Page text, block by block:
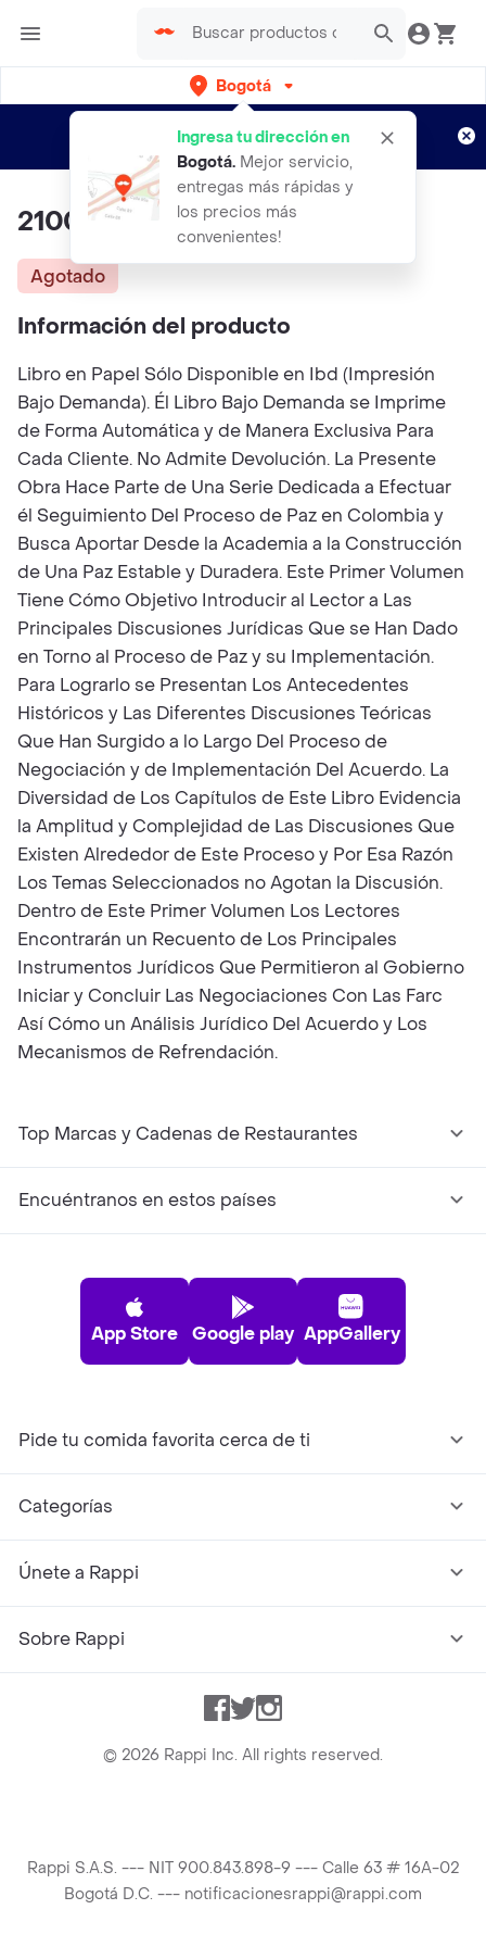
Bogotá
Ingresa tu dirección en
Bogotá. Mejor servicio,
entregas más rápidas y
los precios más
convenientes!
envíos gratis por semanas
Aplican TyC
2100 Una Historia Del Futuro
Agotado
Información del producto
Libro en Papel Sólo Disponible en Ibd (Impresión
Bajo Demanda). Él Libro Bajo Demanda se Imprime
de Forma Automática y de Manera Exclusiva Para
Cada Cliente. No Admite Devolución. La Presente
Obra Hace Parte de Una Serie Dedicada a Efectuar
él Seguimiento Del Proceso de Paz en Colombia y
Busca Aportar Desde la Academia a la Construcción
de Una Paz Estable y Duradera. Este Primer Volumen
Tiene Cómo Objetivo Introducir al Lector a Las
Principales Discusiones Jurídicas Que se Han Dado
en Torno al Proceso de Paz y su Implementación.
Para Lograrlo se Presentan Los Antecedentes
Históricos y Las Diferentes Discusiones Teóricas
Que Han Surgido a lo Largo Del Proceso de
Negociación y de Implementación Del Acuerdo. La
Diversidad de Los Capítulos de Este Libro Evidencia
la Amplitud y Complejidad de Las Discusiones Que
Existen Alrededor de Este Proceso y Por Esa Razón
Los Temas Seleccionados no Agotan la Discusión.
Dentro de Este Primer Volumen Los Lectores
Encontrarán un Recuento de Los Principales
Instrumentos Jurídicos Que Permitieron al Gobierno
Iniciar y Concluir Las Negociaciones Con Las Farc
Así Cómo un Análisis Jurídico Del Acuerdo y Los
Mecanismos de Refrendación.
Top Marcas y Cadenas de Restaurantes
Encuéntranos en estos países
App Store Google play AppGallery
Pide tu comida favorita cerca de ti
Categorías
Únete a Rappi
Sobre Rappi
Facebook
TwitterInstagram
© 2026 Rappi Inc. All rights reserved.
Rappi S.A.S. --- NIT 900.843.898-9 --- Calle 63 # 16A-02
Bogotá D.C. --- notificacionesrappi@rappi.com